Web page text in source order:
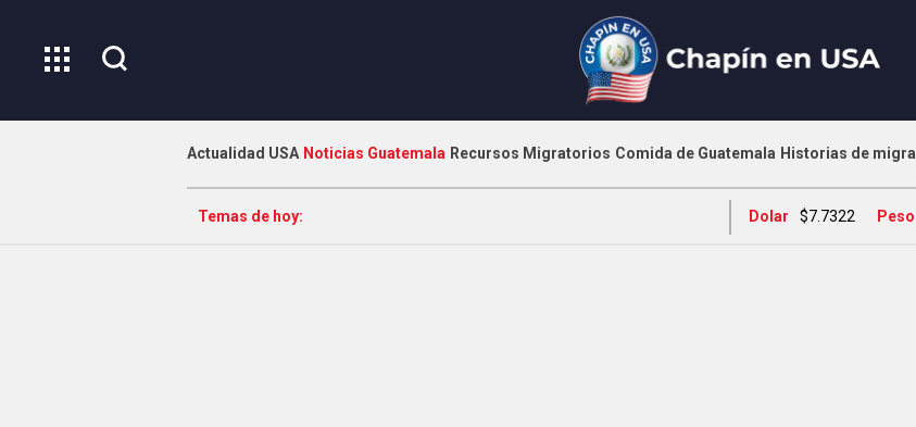
Actualidad USA Noticias Guatemala Recursos Migratorios Comida de Guatemala Historias de
Temas de hoy: Dolar $7.7322